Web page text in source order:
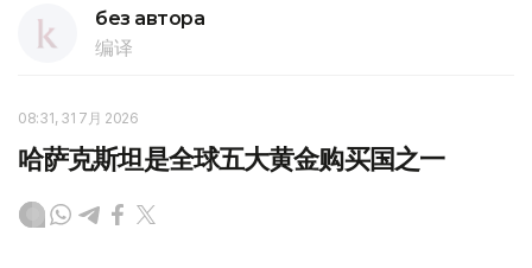
без автора
编译
08:31, 31 7月 2026
哈萨克斯坦是全球五大黄金购买国之一